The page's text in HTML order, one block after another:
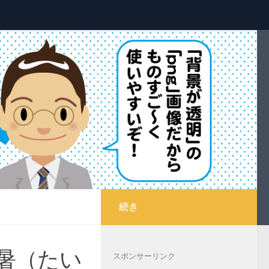
（たい
続き
スポンサーリンク